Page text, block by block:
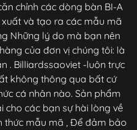
chỉnh các dòng bàn BI-A
và tạo ra các mẫu mã
Những lý do mà bạn nên
của đơn vị chúng tôi: là
. Billiardssaoviet -luôn trực
không thông qua bất cứ
cá nhân nào. Sản phẩm
cho các bạn sự hài lòng về
thức mẫu mã , Để đảm bảo